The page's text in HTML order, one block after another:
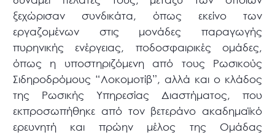
ξεχώρισαν συνδικάτα, όπως εκείνο των
εργαζομένων στις μονάδες παραγωγής
πυρηνικής ενέργειας, ποδοσφαιρικές ομάδες,
όπως η υποστηριζόμενη από τους Ρωσικούς
Σιδηροδρόμους “Λοκομοτίβ”, αλλά και ο κλάδος
της Ρωσικής Υπηρεσίας Διαστήματος, που
εκπροσωπήθηκε από τον βετεράνο ακαδημαϊκό
ερευνητή και πρώην μέλος της Ομάδας